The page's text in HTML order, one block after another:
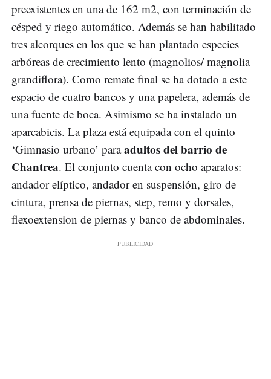
preexistentes en una de 162 m2, con terminación de
césped y riego automático. Además se han habilitado
tres alcorques en los que se han plantado especies
arbóreas de crecimiento lento (magnolios/ magnolia
grandiflora). Como remate final se ha dotado a este
espacio de cuatro bancos y una papelera, además de
una fuente de boca. Asimismo se ha instalado un
aparcabicis. La plaza está equipada con el quinto
‘Gimnasio urbano’ paraadultos del barrio de
Chantrea. El conjunto cuenta con ocho aparatos:
andador elíptico, andador en suspensión, giro de
cintura, prensa de piernas, step, remo y dorsales,
flexoextension de piernas y banco de abdominales.